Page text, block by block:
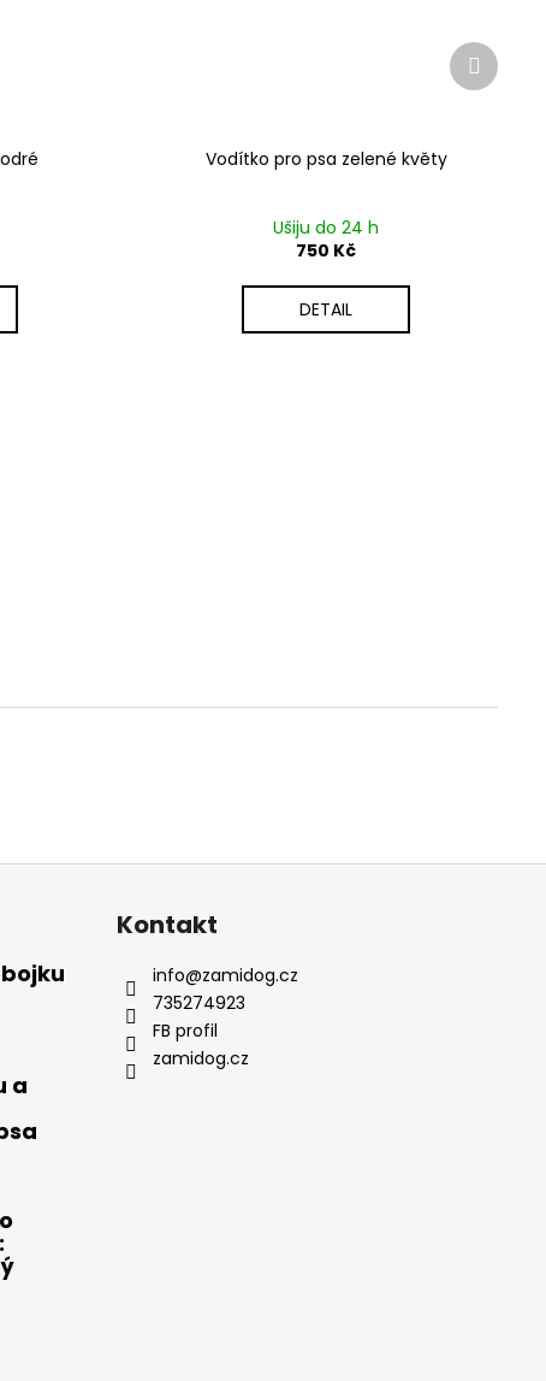
Vodítko pro psa zelené květy
Ušiju do 24 h
750 Kč
DETAIL
Další
produkt
a
Kontakt
info@zamidog.cz
735274923
FB profil
zamidog.cz